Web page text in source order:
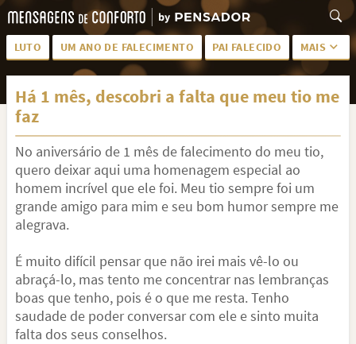
LUTO UM ANO DE FALECIMENTO PAI FALECIDO MAIS
LUTO PARA AMIGA PALAVRAS
SAUDADES DA MÃE
PÊSAMES PARA AMIGA DESCANSE EM PAZ
MEUS SENTIMENTOS PÊSAMES PARA AMIGO
FRASES DE LUTO PARA AMIGO FIM DE NAMORO
Há 1 mês, descobri a falta que meu tio me
faz
No aniversário de 1 mês de falecimento do meu tio,
quero deixar aqui uma homenagem especial ao
homem incrível que ele foi. Meu tio sempre foi um
grande amigo para mim e seu bom humor sempre me
alegrava.
É muito difícil pensar que não irei mais vê-lo ou
abraçá-lo, mas tento me concentrar nas lembranças
boas que tenho, pois é o que me resta. Tenho
saudade de poder conversar com ele e sinto muita
falta dos seus conselhos.